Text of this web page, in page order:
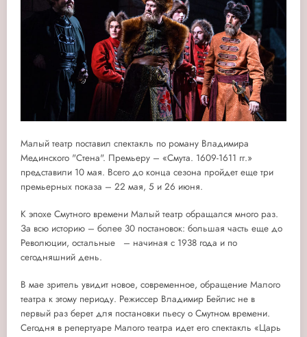
Малый театр поставил спектакль по роману Владимира
Мединского "Стена". Премьеру – «Смута. 1609-1611 гг.»
представили 10 мая. Всего до конца сезона пройдет еще три
премьерных показа – 22 мая, 5 и 26 июня.
К эпохе Смутного времени Малый театр обращался много раз.
За всю историю – более 30 постановок: большая часть еще до
Революции, остальные – начиная с 1938 года и по
сегодняшний день.
В мае зритель увидит новое, современное, обращение Малого
театра к этому периоду. Режиссер Владимир Бейлис не в
первый раз берет для постановки пьесу о Смутном времени.
Сегодня в репертуаре Малого театра идет его спектакль «Царь